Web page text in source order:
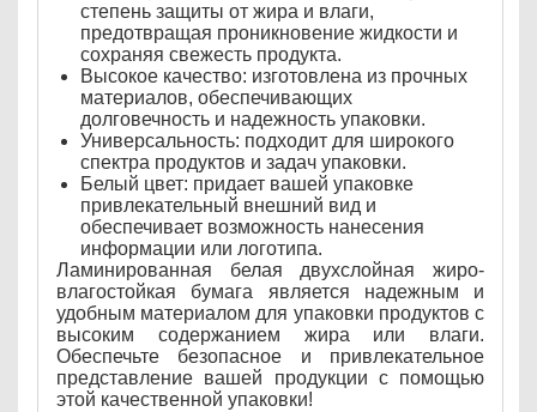
степень защиты от жира и влаги,
предотвращая проникновение жидкости и
сохраняя свежесть продукта.
Высокое качество: изготовлена из прочных
материалов, обеспечивающих
долговечность и надежность упаковки.
Универсальность: подходит для широкого
спектра продуктов и задач упаковки.
Белый цвет: придает вашей упаковке
привлекательный внешний вид и
обеспечивает возможность нанесения
информации или логотипа.
Ламинированная белая двухслойная жиро-
влагостойкая бумага является надежным и
удобным материалом для упаковки продуктов с
высоким содержанием жира или влаги.
Обеспечьте безопасное и привлекательное
представление вашей продукции с помощью
этой качественной упаковки!